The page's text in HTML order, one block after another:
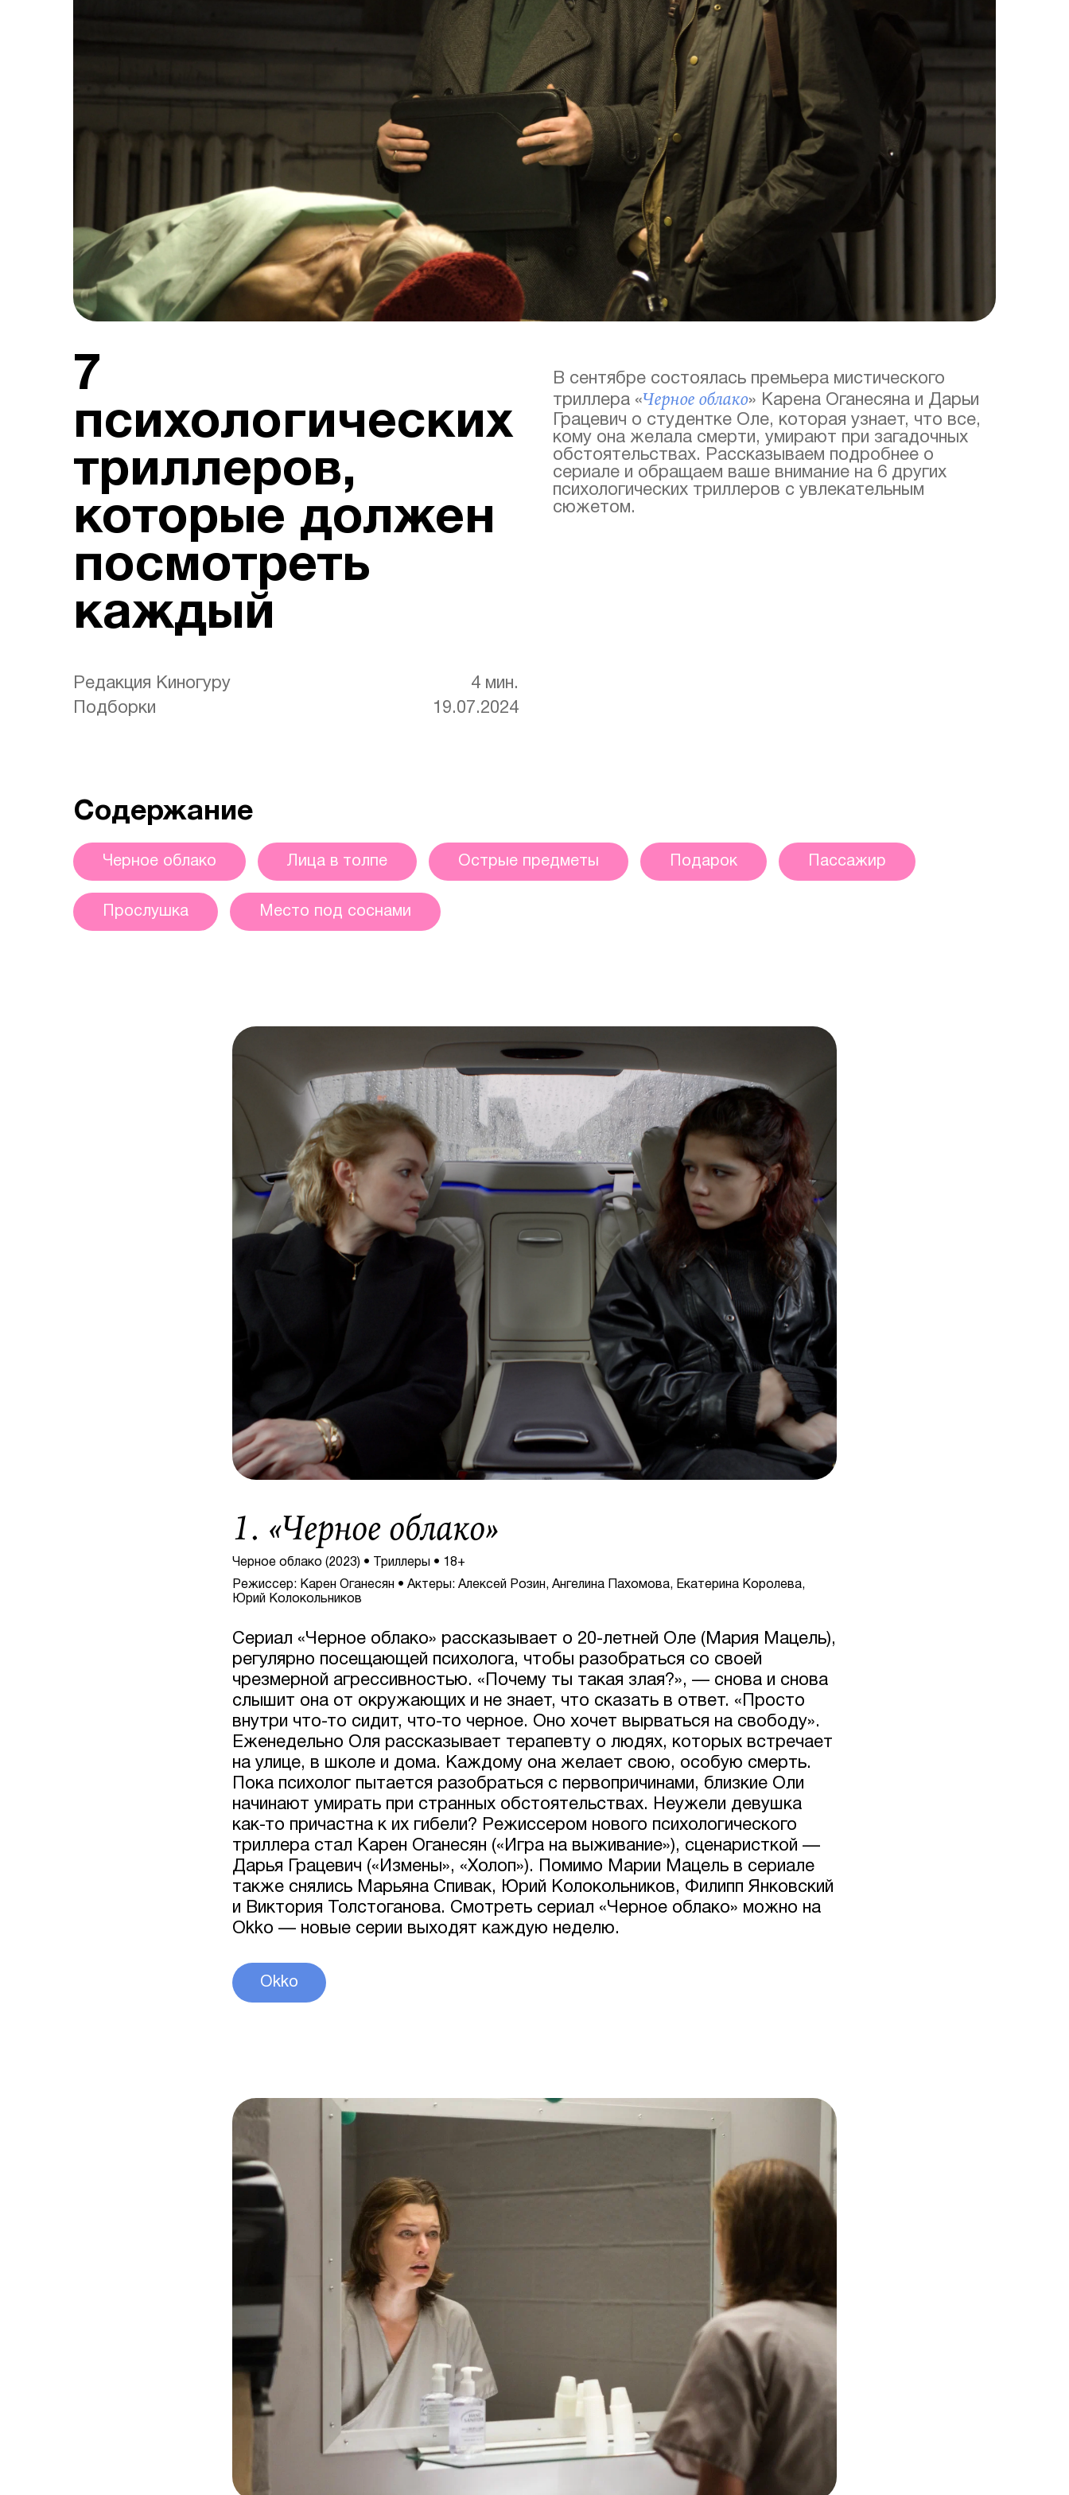
7
психологических
триллеров,
которые должен
посмотреть
каждый
Редакция Киногуру
Подборки
4 мин.
19.07.2024
В сентябре состоялась премьера мистического
триллера «Черное облако» Карена Оганесяна и Дарьи
Грацевич о студентке Оле, которая узнает, что все,
кому она желала смерти, умирают при загадочных
обстоятельствах. Рассказываем подробнее о
сериале и обращаем ваше внимание на 6 других
психологических триллеров с увлекательным
сюжетом.
Содержание
Черное облако Лица в толпе Острые предметы Подарок Пассажир
Прослушка Место под соснами
1. «Черное облако»
Черное облако (2023) • Триллеры • 18+
Режиссер: Карен Оганесян • Актеры: Алексей Розин, Ангелина Пахомова, Екатерина Королева,
Юрий Колокольников
Сериал «Черное облако» рассказывает о 20-летней Оле (Мария Мацель),
регулярно посещающей психолога, чтобы разобраться со своей
чрезмерной агрессивностью. «Почему ты такая злая?», — снова и снова
слышит она от окружающих и не знает, что сказать в ответ. «Просто
внутри что-то сидит, что-то черное. Оно хочет вырваться на свободу».
Еженедельно Оля рассказывает терапевту о людях, которых встречает
на улице, в школе и дома. Каждому она желает свою, особую смерть.
Пока психолог пытается разобраться с первопричинами, близкие Оли
начинают умирать при странных обстоятельствах. Неужели девушка
как-то причастна к их гибели? Режиссером нового психологического
триллера стал Карен Оганесян («Игра на выживание»), сценаристкой —
Дарья Грацевич («Измены», «Холоп»). Помимо Марии Мацель в сериале
также снялись Марьяна Спивак, Юрий Колокольников, Филипп Янковский
и Виктория Толстоганова. Смотреть сериал «Черное облако» можно на
Okko — новые серии выходят каждую неделю.
Okko